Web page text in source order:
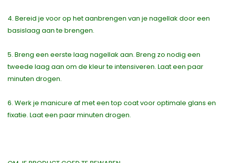
4. Bereid je voor op het aanbrengen van je nagellak door een
basislaag aan te brengen.
5. Breng een eerste laag nagellak aan. Breng zo nodig een
tweede laag aan om de kleur te intensiveren. Laat een paar
minuten drogen.
6. Werk je manicure af met een top coat voor optimale glans en
fixatie. Laat een paar minuten drogen.